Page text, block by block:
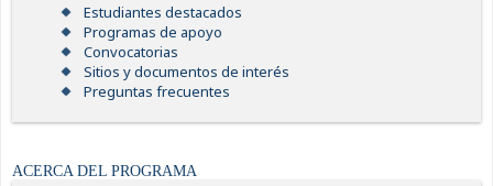
Estudiantes destacados
Programas de apoyo
Convocatorias
Sitios y documentos de interés
Preguntas frecuentes
ACERCA DEL PROGRAMA